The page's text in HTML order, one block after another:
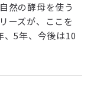
然の酵母を使う
ーズが、ここを
、5年、今後は10